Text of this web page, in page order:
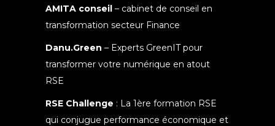
AMITA conseil – cabinet de conseil en
transformation secteur Finance
Danu.Green – Experts GreenIT pour
transformer votre numérique en atout
RSE
RSE Challenge : La 1ère formation RSE
qui conjugue performance économique et